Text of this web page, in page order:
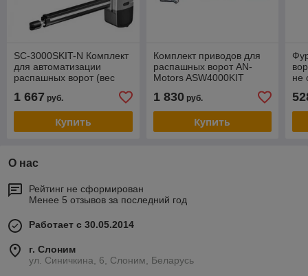
SC-3000SKIT-N Комплект
для автоматизации
распашных ворот (вес
ALUTECH
1 667 руб.
Купить
Комплект приводов для
распашных ворот AN-
Motors ASW4000KIT
1 830руб.
Купить
не
О нас
Рейтинг не сформирован
Менее 5 отзывов за последний год
Работает с 30.05.2014
г. Слоним
ул. Синичкина, 6, Слоним, Беларусь